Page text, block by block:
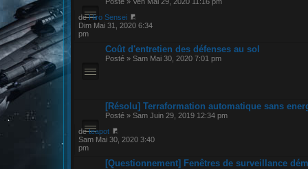
deHiro Sensei
Dim Mai 31, 2020 6:34
pm
Coût d'entretien des défenses au sol
Posté » Sam Mai 30, 2020 7:01 pm
[Résolu] Terraformation automatique sans
Posté » Sam Juin 29, 2019 12:34 pm
deteapot
Sam Mai 30, 2020 3:40
pm
[Questionnement] Fenêtres de surveillance